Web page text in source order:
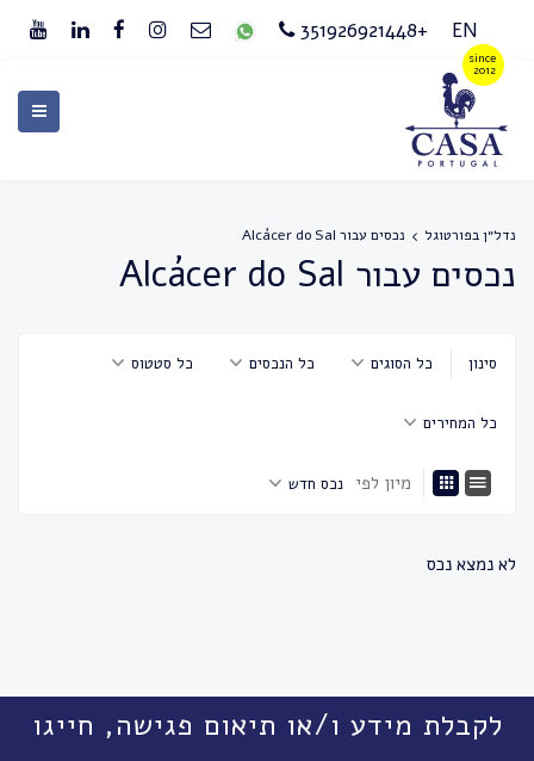
EN
+351926921448
נדל״ן בפורטוגל נכסים עבור Alcácer do Sal
נכסים עבור Alcácer do Sal
סינון כל הסוגים כל הנכסים כל סטטוס
כל המחירים
מיון לפי נכס חדש
לא נמצא נכס
לקבלת מידע ו/או תיאום פגישה, חייגו